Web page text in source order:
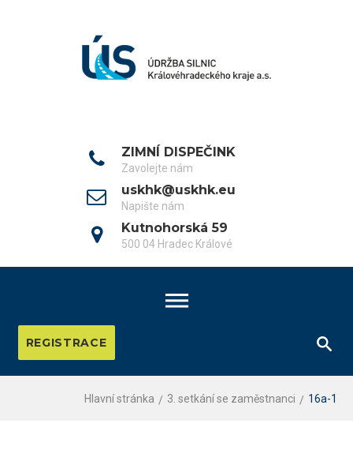
ZIMNÍ DISPEČINK
Zavolejte nám
uskhk@uskhk.eu
Napište nám
Kutnohorská 59
500 04 Hradec Králové
REGISTRACE
Hlavní stránka 3. setkání se zaměstnanci 16a-1